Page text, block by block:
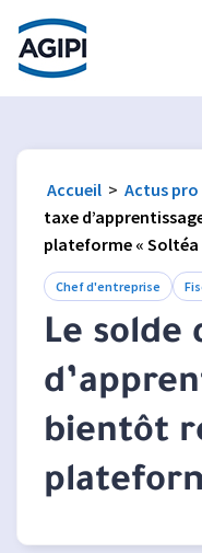
Accès au menu
Accès au contenu principal
Accueil > Actus pro
taxe
plateforme « Soltéa
Chef d'entreprise
Le solde
bientôt